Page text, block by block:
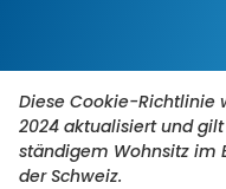
Diese Cookie-Richtlinie
2024 aktualisiert und
ständigem Wohnsitz im
der Schweiz.